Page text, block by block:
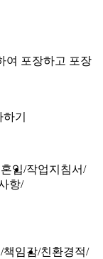
여 포장하고 포장
기
입 작업지침서
항
책임감 친환경적